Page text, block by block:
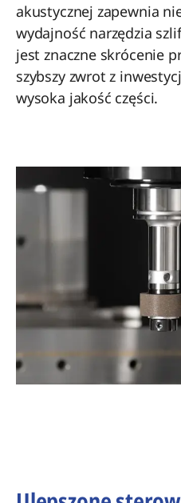
akustycznej zapewnia
wydajność narzędzia
jest znaczne skrócenie
szybszy zwrot z
wysoka jakość części.